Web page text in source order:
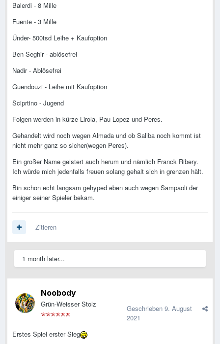
Balerdi - 8 Mille
Fuente - 3 Mille
Ünder- 500tsd Leihe + Kaufoption
Ben Seghir - ablösefrei
Nadir - Ablösefrei
Guendouzi - Leihe mit Kaufoption
Sciprtino - Jugend
Folgen werden in kürze Lirola, Pau Lopez und Peres.
Gehandelt wird noch wegen Almada und ob Saliba noch kommt ist
nicht mehr ganz so sicher(wegen Peres).
Ein großer Name geistert auch herum und nämlich Franck Ribery.
Ich würde mich jedenfalls freuen solang gehalt sich in grenzen hält.
Bin schon echt langsam gehyped eben auch wegen Sampaoli der
einiger seiner Spieler bekam.
Zitieren
1 month later...
Noobody
Grün-Weisser Stolz Geschrieben 9. August
2021
Erstes Spiel erster Sieg